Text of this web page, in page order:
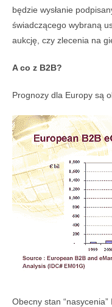
będzie wysłanie
świadczącego wybraną
aukcję, czy zlecenia na
A co z B2B?
Prognozy dla Europy są
Obecny stan